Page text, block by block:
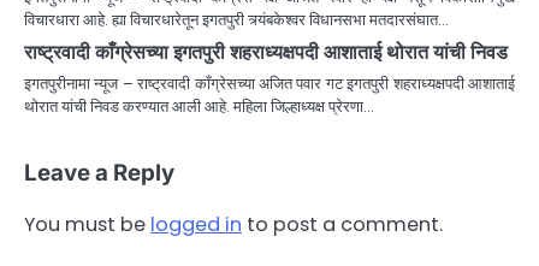
विचारधारा आहे. ह्या विचारधारेतून इगतपुरी त्र्यंबकेश्वर विधानसभा मतदारसंघात…
राष्ट्रवादी काँग्रेसच्या इगतपुरी शहराध्यक्षपदी आशाताई थोरात यांची निवड
इगतपुरीनामा न्यूज – राष्ट्रवादी काँग्रेसच्या अजित पवार गट इगतपुरी शहराध्यक्षपदी आशाताई
थोरात यांची निवड करण्यात आली आहे. महिला जिल्हाध्यक्ष प्रेरणा…
Leave a Reply
You must be logged in to post a comment.